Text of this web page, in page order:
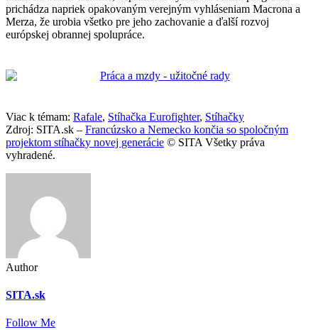
prichádza napriek opakovaným verejným vyhláseniam Macrona a
Merza, že urobia všetko pre jeho zachovanie a ďalší rozvoj
európskej obrannej spolupráce.
Viac k témam: Rafale, Stíhačka Eurofighter, Stíhačky
Zdroj: SITA.sk – Francúzsko a Nemecko končia so spoločným
projektom stíhačky novej generácie © SITA Všetky práva
vyhradené.
Author
SITA.sk
Follow Me